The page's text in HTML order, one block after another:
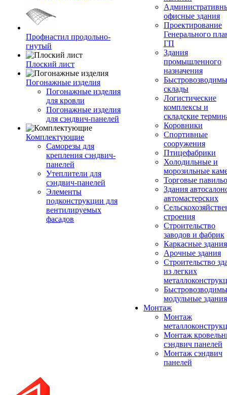
Профнастил продольно-
гнутый
Плоский лист
Погонажные изделия
Погонажные изделия
для кровли
Погонажные изделия
для сэндвич-панелей
Комплектующие
Саморезы для
крепления сэндвич-
панелей
Утеплители для
сэндвич-панелей
Элементы
подконструкции для
вентилируемых
фасадов
офисные здания
Проектирование
Генерального
ГП
Здания
промышленного
назначения
склады
Логистические
комплексы и
складские
Коровники
Спортивные
сооружения
Птицефабрики
Холодильные и
морозильные
Торговые
Здания
автомастерских
строения
Строительство
заводов и фабрик
Каркасные здания
Арочные здания
Строительство
из легких
модульные здания
Монтаж
Монтаж
Монтаж
сэндвич панелей
Монтаж сэндвич
панелей